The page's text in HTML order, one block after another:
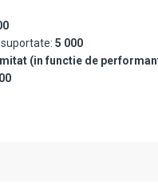
5 000
(in functie de